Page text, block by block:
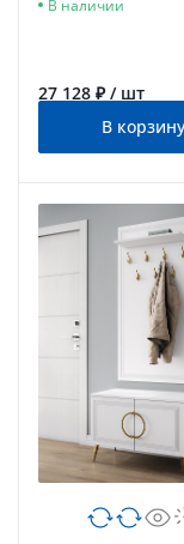
золотой/меренга
В наличии
27 128 ₽ / шт
В корзину